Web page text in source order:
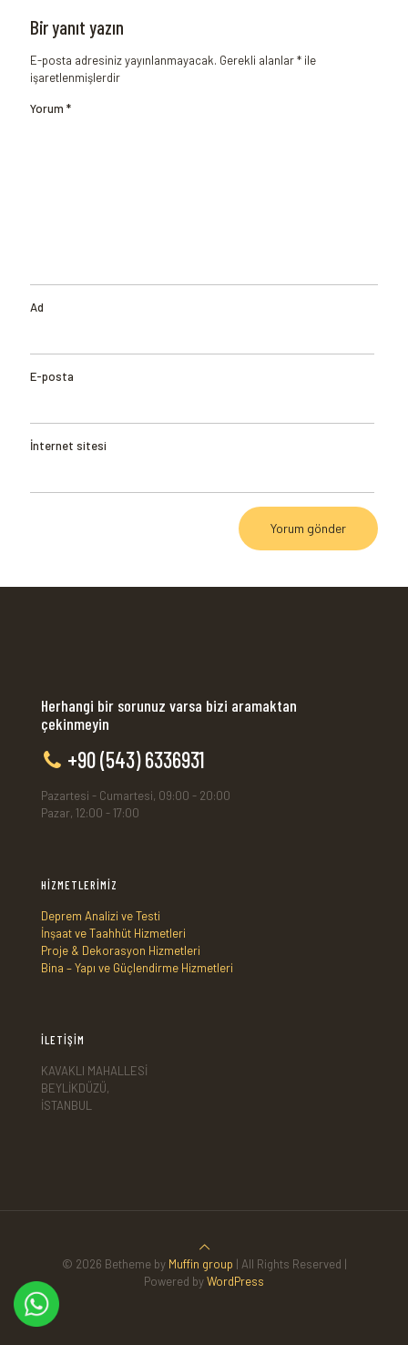
Bir yanıt yazın
E-posta adresiniz yayınlanmayacak. Gerekli alanlar* ile
işaretlenmişlerdir
Yorum *
Ad
E-posta
İnternet sitesi
Herhangi bir sorunuz varsa bizi aramaktan
çekinmeyin
+90 (543) 6336931
Pazartesi - Cumartesi, 09:00 - 20:00
Pazar, 12:00 - 17:00
HİZMETLERİMİZ
Deprem Analizi ve Testi
İnşaat ve Taahhüt Hizmetleri
Proje & Dekorasyon Hizmetleri
Bina – Yapı ve Güçlendirme Hizmetleri
İLETİŞİM
KAVAKLI MAHALLESİ
BEYLİKDÜZÜ,
İSTANBUL
© 2026 Betheme by Muffin group | All Rights Reserved |
Powered byWordPress